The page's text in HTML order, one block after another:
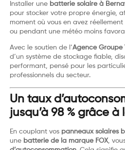
Installer une batterie solaire à
pour stocker votre propre énergie,
moment où vous en avez
ou pendant une météo moins
Avec le soutien de l’Agence Groupe
d’un système de stockage fiable,
performant, pensé pour les
professionnels du secteur.
Un taux
jusqu’à 98 % grâce à
En couplant vos panneaux solaires
une batterie de la marque FOX,